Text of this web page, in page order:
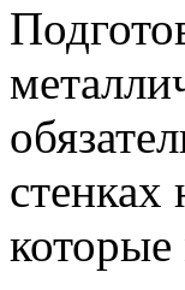
которые